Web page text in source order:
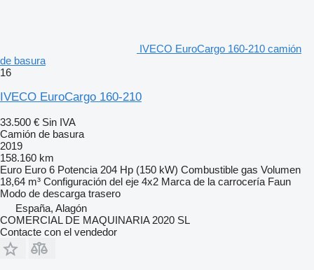
IVECO EuroCargo 160-210 camión
de basura
16
IVECO EuroCargo 160-210
33.500 € Sin IVA
Camión de basura
2019
158.160 km
Euro Euro 6 Potencia 204 Hp (150 kW) Combustible gas Volumen
18,64 m³ Configuración del eje 4x2 Marca de la carrocería Faun
Modo de descarga trasero
España, Alagón
COMERCIAL DE MAQUINARIA 2020 SL
Contacte con el vendedor